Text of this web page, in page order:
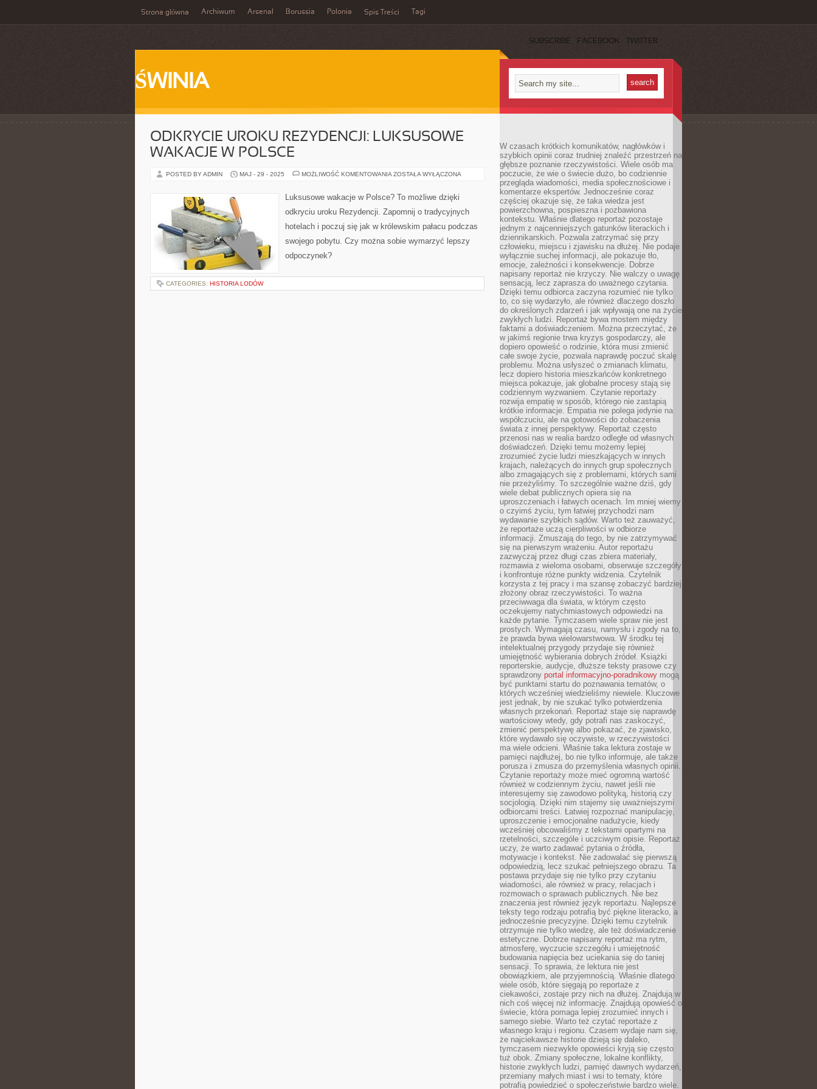
Strona główna Archiwum Arsenal Borussia Polonia Spis Treści Tagi
SUBSCRIBE FACEBOOK TWITTER
ŚWINIA
ODKRYCIE UROKU REZYDENCJI: LUKSUSOWE
WAKACJE W POLSCE
POSTED BY ADMIN MAJ - 29 - 2025 MOŻLIWOŚĆ KOMENTOWANIA ODKRYCIE
LUKSUSOWE
WAKACJE
POLSCE
ZOSTAŁA WYŁĄCZONA
Luksusowe wakacje w Polsce? To możliwe dzięki
odkryciu uroku Rezydencji. Zapomnij o tradycyjnych
hotelach i poczuj się jak w królewskim pałacu podczas
swojego pobytu. Czy można sobie wymarzyć lepszy
odpoczynek?
CATEGORIES: HISTORIA LODÓW
W czasach krótkich komunikatów, nagłówków i
szybkich opinii coraz trudniej znaleźć przestrzeń na
głębsze poznanie rzeczywistości. Wiele osób ma
poczucie, że wie o świecie dużo, bo codziennie
przegląda wiadomości, media społecznościowe i
komentarze ekspertów. Jednocześnie coraz
częściej okazuje się, że taka wiedza jest
powierzchowna, pospieszna i pozbawiona
kontekstu. Właśnie dlatego reportaż pozostaje
jednym z najcenniejszych gatunków literackich i
dziennikarskich. Pozwala zatrzymać się przy
człowieku, miejscu i zjawisku na dłużej. Nie podaje
wyłącznie suchej informacji, ale pokazuje tło,
emocje, zależności i konsekwencje. Dobrze
napisany reportaż nie krzyczy. Nie walczy o uwagę
sensacją, lecz zaprasza do uważnego czytania.
Dzięki temu odbiorca zaczyna rozumieć nie tylko
to, co się wydarzyło, ale również dlaczego doszło
do określonych zdarzeń i jak wpływają one na życie
zwykłych ludzi. Reportaż bywa mostem między
faktami a doświadczeniem. Można przeczytać, że
w jakimś regionie trwa kryzys gospodarczy, ale
dopiero opowieść o rodzinie, która musi zmienić
całe swoje życie, pozwala naprawdę poczuć skalę
problemu. Można usłyszeć o zmianach klimatu,
lecz dopiero historia mieszkańców konkretnego
miejsca pokazuje, jak globalne procesy stają się
codziennym wyzwaniem. Czytanie reportaży
rozwija empatię w sposób, którego nie zastąpią
krótkie informacje. Empatia nie polega jedynie na
współczuciu, ale na gotowości do zobaczenia
świata z innej perspektywy. Reportaż często
przenosi nas w realia bardzo odległe od własnych
doświadczeń. Dzięki temu możemy lepiej
zrozumieć życie ludzi mieszkających w innych
krajach, należących do innych grup społecznych
albo zmagających się z problemami, których sami
nie przeżyliśmy. To szczególnie ważne dziś, gdy
wiele debat publicznych opiera się na
uproszczeniach i łatwych ocenach. Im mniej wiemy
o czyimś życiu, tym łatwiej przychodzi nam
wydawanie szybkich sądów. Warto też zauważyć,
że reportaże uczą cierpliwości w odbiorze
informacji. Zmuszają do tego, by nie zatrzymywać
się na pierwszym wrażeniu. Autor reportażu
zazwyczaj przez długi czas zbiera materiały,
rozmawia z wieloma osobami, obserwuje szczegóły
i konfrontuje różne punkty widzenia. Czytelnik
korzysta z tej pracy i ma szansę zobaczyć bardziej
złożony obraz rzeczywistości. To ważna
przeciwwaga dla świata, w którym często
oczekujemy natychmiastowych odpowiedzi na
każde pytanie. Tymczasem wiele spraw nie jest
prostych. Wymagają czasu, namysłu i zgody na to,
że prawda bywa wielowarstwowa. W środku tej
intelektualnej przygody przydaje się również
umiejętność wybierania dobrych źródeł. Książki
reporterskie, audycje, dłuższe teksty prasowe czy
sprawdzony portal informacyjno-poradnikowy mogą
być punktami startu do poznawania tematów, o
których wcześniej wiedzieliśmy niewiele. Kluczowe
jest jednak, by nie szukać tylko potwierdzenia
własnych przekonań. Reportaż staje się naprawdę
wartościowy wtedy, gdy potrafi nas zaskoczyć,
zmienić perspektywę albo pokazać, że zjawisko,
które wydawało się oczywiste, w rzeczywistości
ma wiele odcieni. Właśnie taka lektura zostaje w
pamięci najdłużej, bo nie tylko informuje, ale także
porusza i zmusza do przemyślenia własnych opinii.
Czytanie reportaży może mieć ogromną wartość
również w codziennym życiu, nawet jeśli nie
interesujemy się zawodowo polityką, historią czy
socjologią. Dzięki nim stajemy się uważniejszymi
odbiorcami treści. Łatwiej rozpoznać manipulację,
uproszczenie i emocjonalne nadużycie, kiedy
wcześniej obcowaliśmy z tekstami opartymi na
rzetelności, szczególe i uczciwym opisie. Reportaż
uczy, że warto zadawać pytania o źródła,
motywacje i kontekst. Nie zadowalać się pierwszą
odpowiedzią, lecz szukać pełniejszego obrazu. Ta
postawa przydaje się nie tylko przy czytaniu
wiadomości, ale również w pracy, relacjach i
rozmowach o sprawach publicznych. Nie bez
znaczenia jest również język reportażu. Najlepsze
teksty tego rodzaju potrafią być piękne literacko, a
jednocześnie precyzyjne. Dzięki temu czytelnik
otrzymuje nie tylko wiedzę, ale też doświadczenie
estetyczne. Dobrze napisany reportaż ma rytm,
atmosferę, wyczucie szczegółu i umiejętność
budowania napięcia bez uciekania się do taniej
sensacji. To sprawia, że lektura nie jest
obowiązkiem, ale przyjemnością. Właśnie dlatego
wiele osób, które sięgają po reportaże z
ciekawości, zostaje przy nich na dłużej. Znajdują w
nich coś więcej niż informację. Znajdują opowieść o
świecie, która pomaga lepiej zrozumieć innych i
samego siebie. Warto też czytać reportaże z
własnego kraju i regionu. Czasem wydaje nam się,
że najciekawsze historie dzieją się daleko,
tymczasem niezwykłe opowieści kryją się często
tuż obok. Zmiany społeczne, lokalne konflikty,
historie zwykłych ludzi, pamięć dawnych wydarzeń,
przemiany małych miast i wsi to tematy, które
potrafią powiedzieć o społeczeństwie bardzo wiele.